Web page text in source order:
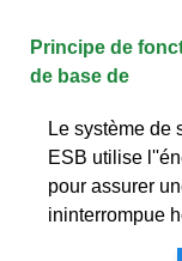
Principe de
de base de
Le système de
ESB utilise
pour assurer
ininterrompue